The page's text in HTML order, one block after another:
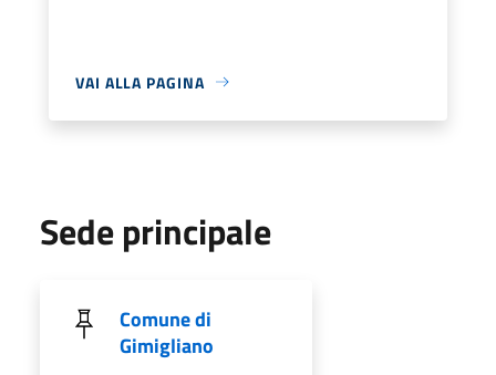
VAI ALLA PAGINA
Sede principale
Comune di
Gimigliano